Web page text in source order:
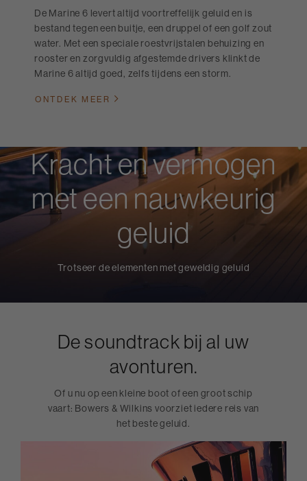
De Marine 6 levert altijd voortreffelijk geluid en is
bestand tegen een buitje, een druppel of een golf zout
water. Met een speciale roestvrijstalen behuizing en
rooster en zorgvuldig afgestemde drivers klinkt de
Marine 6 altijd goed, zelfs tijdens een storm.
ONTDEK MEER
Kracht en vermogen
met een nauwkeurig
geluid
Trotseer de elementen met geweldig geluid
De soundtrack bij al uw
avonturen.
Of u nu op een kleine boot of een groot schip
vaart: Bowers & Wilkins voorziet iedere reis van
het beste geluid.